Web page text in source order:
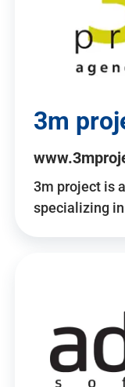
3m
3m project is
specializing in